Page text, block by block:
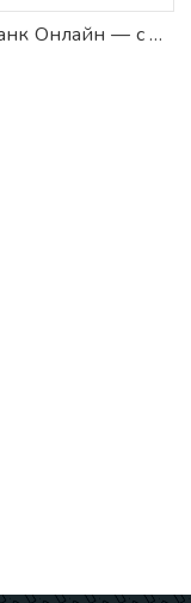
СберБанк Онлайн — с Салютом